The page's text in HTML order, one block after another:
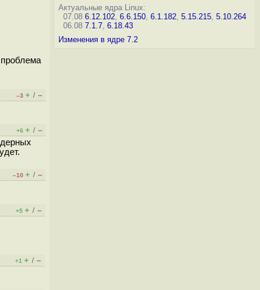
–3 + / –
+6 + / –
–10 + / –
+5 + / –
+1 + / –
Актуальные ядра Linux:
07.08 6.12.102, 6.6.150, 6.1.182, 5.15.215, 5.10.264
06.08 7.1.7, 6.18.43
Изменения в ядре 7.2